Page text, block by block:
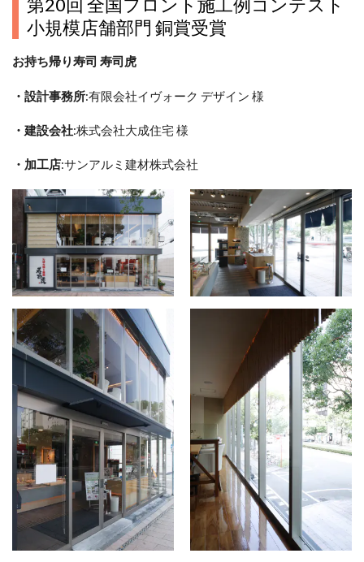
小規模店舗部門 銅賞受賞
お持ち帰り寿司 寿司虎
・設計事務所:有限会社イヴォーク デザイン 様
・建設会社:株式会社大成住宅 様
・加工店:サンアルミ建材株式会社